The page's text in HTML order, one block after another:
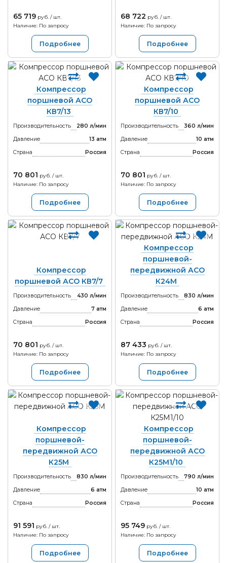
65 719 руб. / шт.
Наличие: По запросу
Подробнее
68 722 руб. / шт.
Наличие: По запросу
Подробнее
Компрессор
поршневой АСО
КВ7/13
Производительность
280 л/мин
Давление
13 атм
Страна
Россия
70 801 руб. / шт.
Наличие: По запросу
Подробнее
Компрессор
поршневой АСО
КВ7/10
Производительность
360 л/мин
Давление
10 атм
Страна
Россия
70 801 руб. / шт.
Наличие: По запросу
Подробнее
Компрессор
поршневой АСО КВ7/7
Производительность
430 л/мин
Давление
7 атм
Страна
Россия
70 801 руб. / шт.
Наличие: По запросу
Подробнее
Компрессор
поршневой-
передвижной АСО
К24М
Производительность
830 л/мин
Давление
6 атм
Страна
Россия
87 433 руб. / шт.
Наличие: По запросу
Подробнее
Компрессор
поршневой-
передвижной АСО
К25М
Производительность
830 л/мин
Давление
6 атм
Страна
Россия
91 591 руб. / шт.
Наличие: По запросу
Подробнее
Компрессор
поршневой-
передвижной АСО
К25М1/10
Производительность
790 л/мин
Давление
10 атм
Страна
Россия
95 749 руб. / шт.
Наличие: По запросу
Подробнее